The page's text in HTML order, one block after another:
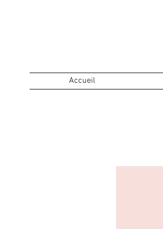
Accueil